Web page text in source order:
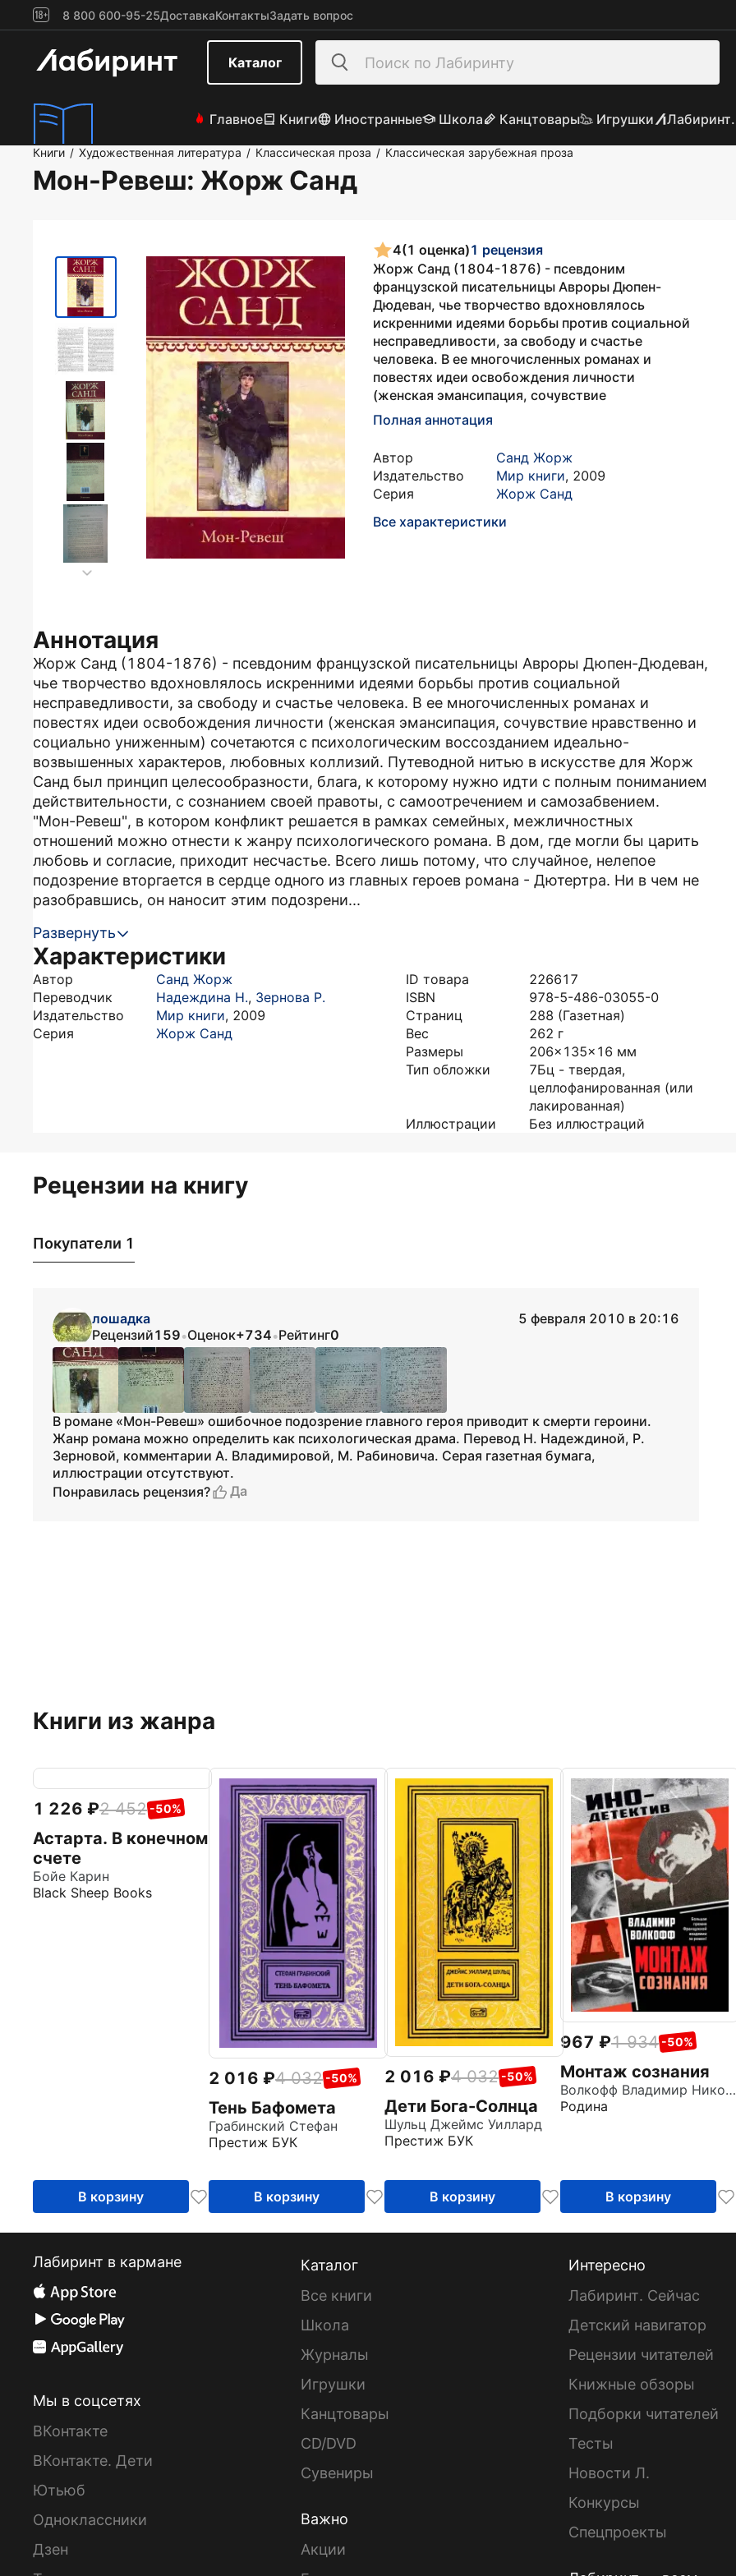
8 800 600-95-25ДоставкаКонтактыЗадать вопрос
Каталог
Главное Книги Иностранные Школа Канцтовары Игрушки
Книги / Художественная литература / Классическая проза / Классическая зарубежная проза
Мон-Ревеш: Жорж Санд
4(1 оценка)1 рецензия
Жорж Санд (1804-1876) - псевдоним
французской писательницы Авроры Дюпен-
Дюдеван, чье творчество вдохновлялось
искренними идеями борьбы против социальной
несправедливости, за свободу и счастье
человека. В ее многочисленных романах и
повестях идеи освобождения личности
(женская эмансипация, сочувствие
Полная аннотация
Автор
Санд Жорж
Издательство
Мир книги, 2009
Серия
Жорж Санд
Все характеристики
Аннотация
Жорж Санд (1804-1876) - псевдоним французской писательницы Авроры Дюпен-Дюдеван,
чье творчество вдохновлялось искренними идеями борьбы против социальной
несправедливости, за свободу и счастье человека. В ее многочисленных романах и
повестях идеи освобождения личности (женская эмансипация, сочувствие нравственно и
социально униженным) сочетаются с психологическим воссозданием идеально-
возвышенных характеров, любовных коллизий. Путеводной нитью в искусстве для Жорж
Санд был принцип целесообразности, блага, к которому нужно идти с полным пониманием
действительности, с сознанием своей правоты, с самоотречением и самозабвением.
"Мон-Ревеш", в котором конфликт решается в рамках семейных, межличностных
отношений можно отнести к жанру психологического романа. В дом, где могли бы царить
любовь и согласие, приходит несчастье. Всего лишь потому, что случайное, нелепое
подозрение вторгается в сердце одного из главных героев романа - Дютертра. Ни в чем не
разобравшись, он наносит этим подозрени...
Развернуть
Характеристики
Автор
Санд Жорж
Переводчик
Надеждина Н., Зернова Р.
Издательство
Мир книги, 2009
Серия
Жорж Санд
ID товара
226617
ISBN
978-5-486-03055-0
Страниц
288 (Газетная)
Вес
262 г
Размеры
206x135x16 мм
Тип обложки
7Бц - твердая,
целлофанированная (или
лакированная)
Иллюстрации
Без иллюстраций
Рецензии на книгу
Покупатели 1
лошадка
5 февраля 2010 в 20:16
Рецензий159•Оценок+734•Рейтинг0
В романе «Мон-Ревеш» ошибочное подозрение главного героя приводит к смерти героини.
Жанр романа можно определить как психологическая драма. Перевод Н. Надеждиной, Р.
Зерновой, комментарии А. Владимировой, М. Рабиновича. Серая газетная бумага,
иллюстрации отсутствуют.
Понравилась рецензия?
Да
Книги из жанра
1 226 2 452 -50%
Астарта. В конечном
счете
Бойе Карин
Black Sheep Books
В корзину
2 016 4 032 -50%
Тень Бафомета
Грабинский Стефан
Престиж БУК
В корзину
2 016 4 032 -50%
Дети Бога-Солнца
Шульц Джеймс Уиллард
Престиж БУК
В корзину
967 1 934 -50%
Монтаж сознания
Волкофф Владимир Николаевич
Родина
В корзину
Лабиринт в кармане
Мы в соцсетях
ВКонтакте
ВКонтакте. Дети
Ютьюб
Одноклассники
Дзен
Каталог
Все книги
Школа
Журналы
Игрушки
Канцтовары
CD/DVD
Сувениры
Важно
Акции
Интересно
Лабиринт. Сейчас
Детский навигатор
Рецензии читателей
Книжные обзоры
Подборки читателей
Тесты
Новости Л.
Конкурсы
Спецпроекты